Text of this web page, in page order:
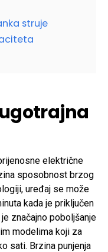
struje
električne
sposobnost brzog
uređaj se može
kada je priključen
značajno poboljšanje
modelima koji za
sati. Brzina punjenja